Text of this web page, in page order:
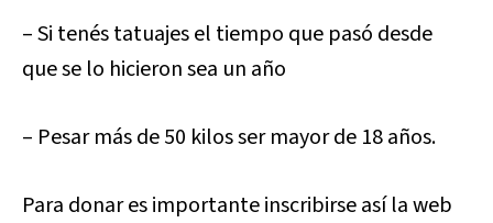
– Si tenés tatuajes el tiempo que pasó desde
que se lo hicieron sea un año
– Pesar más de 50 kilos ser mayor de 18 años.
Para donar es importante inscribirse así la web